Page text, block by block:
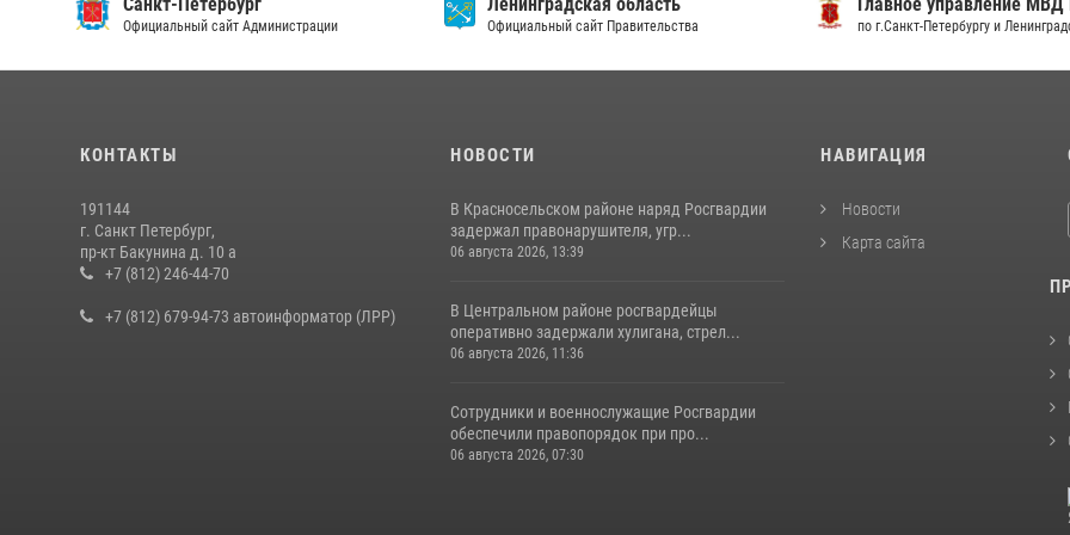
Официальный сайт Администрации Официальный сайт Правительства по г.Санкт-Петербургу и
КОНТАКТЫ
191144
г. Санкт Петербург,
пр-кт Бакунина д. 10 а
+7 (812) 246-44-70
+7 (812) 679-94-73 автоинформатор (ЛРР)
НОВОСТИ
В Красносельском районе наряд Росгвардии
задержал правонарушителя, угр...
06 августа 2026, 13:39
В Центральном районе росгвардейцы
оперативно задержали хулигана, стрел...
06 августа 2026, 11:36
Сотрудники и военнослужащие Росгвардии
обеспечили правопорядок при про...
06 августа 2026, 07:30
НАВИГАЦИЯ
Новости
Карта сайта